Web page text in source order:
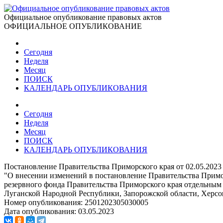
Официальное опубликование правовых актов
ОФИЦИАЛЬНОЕ ОПУБЛИКОВАНИЕ
Сегодня
Неделя
Месяц
ПОИСК
КАЛЕНДАРЬ ОПУБЛИКОВАНИЯ
Сегодня
Неделя
Месяц
ПОИСК
КАЛЕНДАРЬ ОПУБЛИКОВАНИЯ
Постановление Правительства Приморского края от
"О внесении изменений в постановление Правительства
резервного фонда Правительства Приморского края
Луганской Народной Республики, Запорожской области,
Номер опубликования: 2501202305030005
Дата опубликования: 03.05.2023